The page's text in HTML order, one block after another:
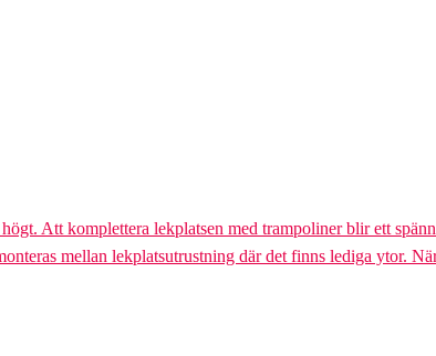
Att komplettera lekplatsen med trampoliner blir ett
mellan lekplatsutrustning där det finns lediga ytor.